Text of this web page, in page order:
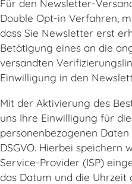
Für den Newsletter-
Double Opt-in Verfahren,
dass Sie Newsletter erst
Betätigung eines an die
versandten
Einwilligung in den
Mit der Aktivierung des
uns Ihre Einwilligung für
personenbezogenen Daten
DSGVO. Hierbei speichern
Service-Provider (ISP)
das Datum und die Uhrzeit